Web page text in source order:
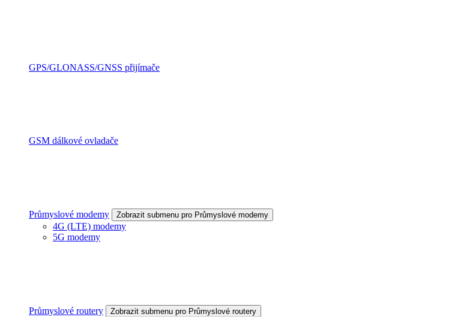
GPS/GLONASS/GNSS přijímače
GSM dálkové ovladače
Průmyslové modemy Zobrazit submenu pro Průmyslové modemy
4G (LTE) modemy
5G modemy
Průmyslové routery Zobrazit submenu pro Průmyslové routery